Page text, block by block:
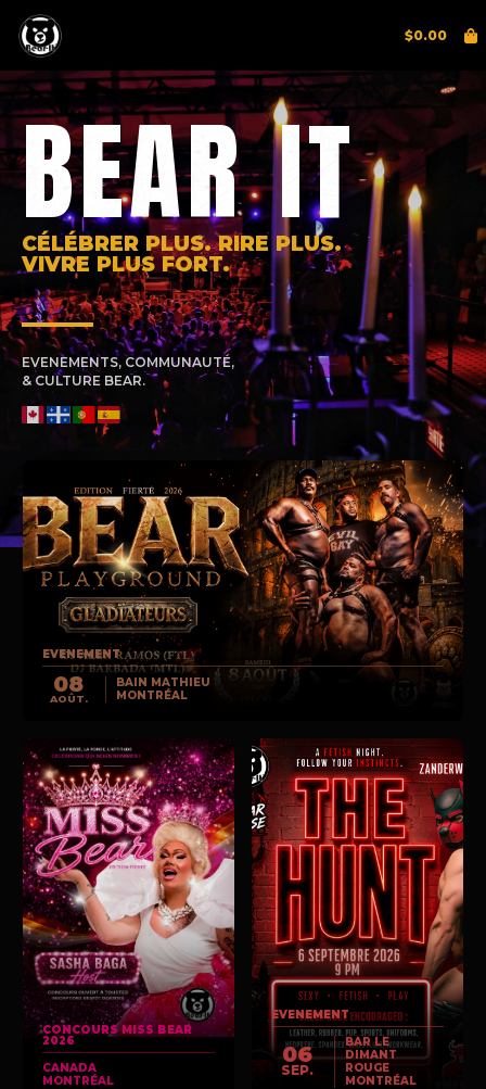
$0.00
BEAR IT
CÉLÉBRER PLUS. RIRE PLUS.
VIVRE PLUS FORT.
EVENEMENTS, COMMUNAUTÉ,
& CULTURE BEAR.
EVENEMENT
08
AOÛT.
BAIN MATHIEU
MONTRÉAL
CONCOURS MISS BEAR
2026
CANADA
MONTRÉAL
EVENEMENT
06
SEP.
BAR LE
DIMANT
ROUGE
MONTRÉAL